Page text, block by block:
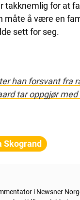
takknemlig for at
måte å være en
sett for seg.
han forsvant fra
tar oppgjør
Skogrand
i Newsner